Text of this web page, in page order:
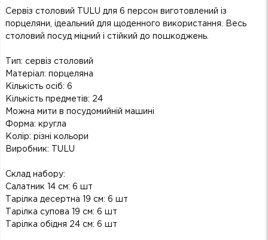
Сервіз столовий TULU для 6 персон виготовлений із
порцеляни, ідеальний для щоденного використання. Весь
столовий посуд міцний і стійкий до пошкоджень.
Тип: сервіз столовий
Матеріал: порцеляна
Кількість осіб: 6
Кількість предметів: 24
Можна мити в посудомийній машині
Форма: кругла
Колір: різні кольори
Виробник: TULU
Склад набору:
Салатник 14 см: 6 шт
Тарілка десертна 19 см: 6 шт
Тарілка супова 19 см: 6 шт
Тарілка обідня 24 см: 6 шт